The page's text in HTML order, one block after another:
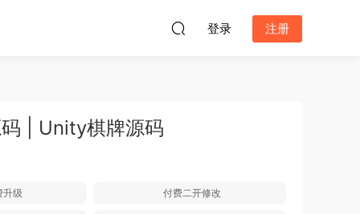
登录 注册
| Unity棋牌源码
升级 付费二开修改